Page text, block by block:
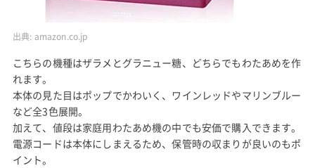
出典: amazon.co.jp
こちらの機種はザラメとグラニュー糖、どちらでもわたあめを作
れます。
本体の見た目はポップでかわいく、ワインレッドやマリンブルー
など全3色展開。
加えて、値段は家庭用わたあめ機の中でも安価で購入できます。
電源コードは本体にしまえるため、保管時の収まりが良いのもポ
イント。